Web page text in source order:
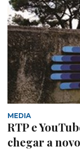
MEDIA
RTP e
chegar a